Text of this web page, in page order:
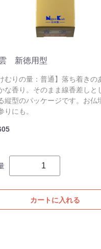
新徳用型
むりの量：普通】落ち着きの
な香り。そのまま線香差しと
縦型のパッケージです。お仏
りにも。
カートに入れる